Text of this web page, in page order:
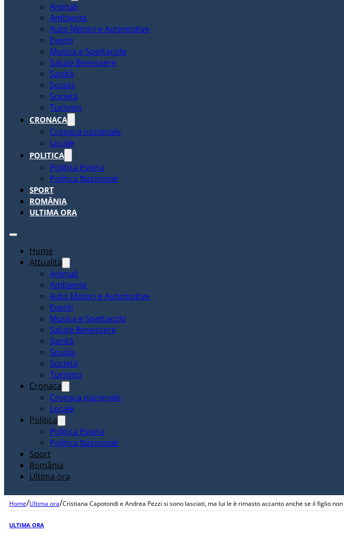
Animali
Ambiente
Auto Motori e Automotive
Eventi
Musica e Spettacolo
Salute Benessere
Sanità
Scuola
Società
Turismo
CRONACA
Cronaca nazionale
Locale
POLITICA
Politica Estera
Politica Nazionale
SPORT
ROMÂNIA
ULTIMA ORA
Home
Attualità
Animali
Ambiente
Auto Motori e Automotive
Eventi
Musica e Spettacolo
Salute Benessere
Sanità
Scuola
Società
Turismo
Cronaca
Cronaca nazionale
Locale
Politica
Politica Estera
Politica Nazionale
Sport
România
Ultima ora
Home/Ultima ora/Cristiana Capotondi e Andrea Pezzi si sono lasciati, ma lui le è rimasto accanto anche se il figlio
ULTIMA ORA